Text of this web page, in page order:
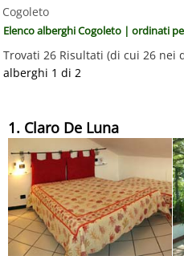
Cogoleto
Elenco alberghi Cogoleto | ordinati
Trovati 26 Risultati (di cui 26 nei
alberghi 1 di 2
1. Claro De Luna